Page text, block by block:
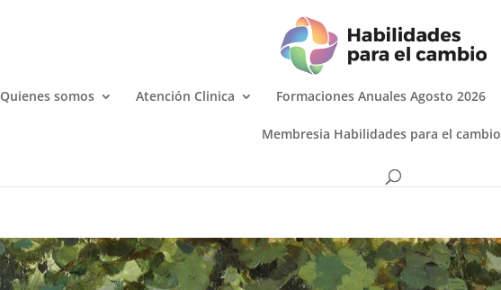
Quienes somos Atención Clinica Formaciones Anuales Agosto 2026
Membresia Habilidades para el cambio